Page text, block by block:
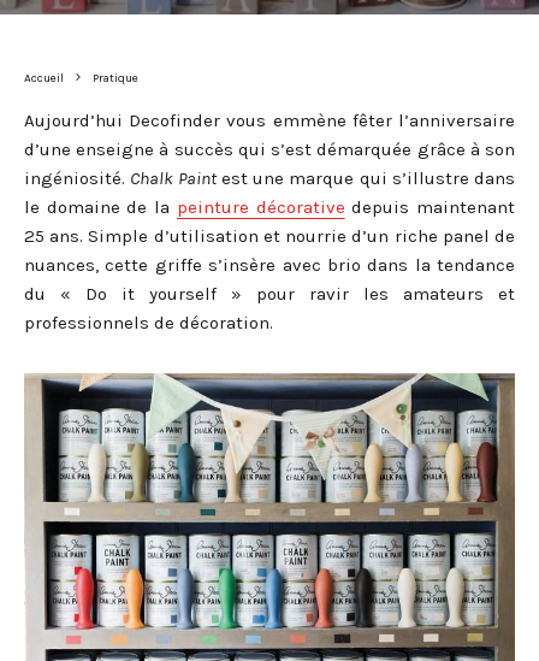
Accueil Pratique
Aujourd’hui Decofinder vous emmène fêter l’anniversaire
d’une enseigne à succès qui s’est démarquée grâce à son
ingéniosité. Chalk Paintest une marque qui s’illustre dans
le domaine de la peinture décorative depuis maintenant
25 ans. Simple d’utilisation et nourrie d’un riche panel de
nuances, cette griffe s’insère avec brio dans la tendance
du « Do it yourself » pour ravir les amateurs et
professionnels de décoration.